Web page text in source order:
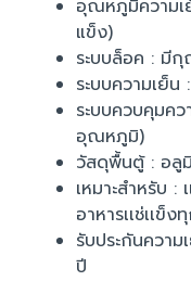
อุณหภูมิความ
แข็ง)
ระบบล็อค : มี
ระบบความเย็
ระบบควบคุมค
อุณหภูมิ)
วัสดุพื้นตู้ : อลู
เหมาะสำหรับ :
อาหารเเช่เเข็
รับประกันความ
ปี